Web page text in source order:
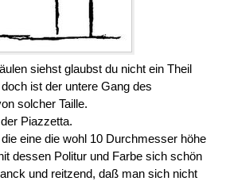
siehst glaubst du nicht ein Theil
ist der untere Gang des
solcher Taille.
Piazzetta.
eine die wohl 10 Durchmesser höhe
dessen Politur und Farbe sich schön
und reitzend, daß man sich nicht